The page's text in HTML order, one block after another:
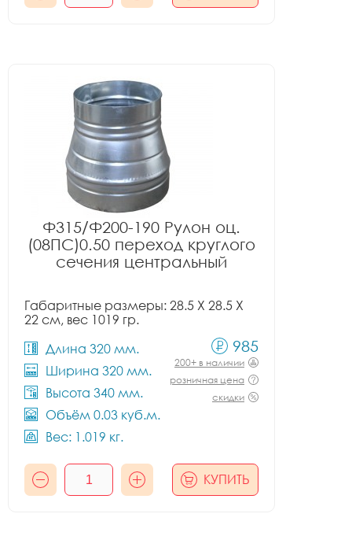
Ф315/Ф200-190 Рулон оц.
(08ПС)0.50 переход круглого
сечения центральный
Габаритные размеры: 28.5 X 28.5 X
22 см, вес 1019 гр.
Длина 320 мм.
Ширина 320 мм.
Высота 340 мм.
Объём 0.03 куб.м.
Вес: 1.019 кг.
985
200+ в наличии
розничная цена
скидки
КУПИТЬ